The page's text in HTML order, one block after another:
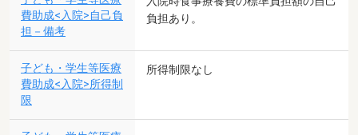
費助成<入院>自己負
担－備考
負担あり。
子ども・学生等医療
費助成<入院>所得制
限
所得制限なし